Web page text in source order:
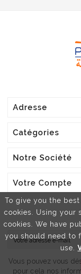
To give you the
cookies. Using your
cookies. We have
you should need to
use.
Adresse
Catégories
Notre Société
Votre Compte
Vous pouvez vous
pour cela nos